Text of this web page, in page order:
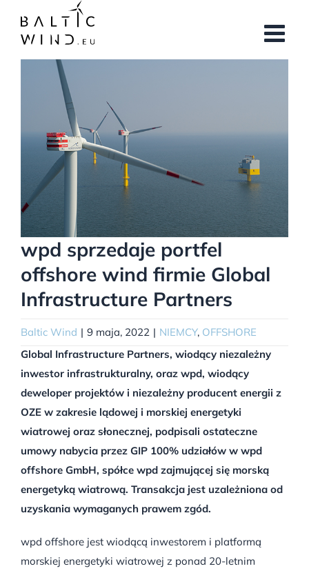
zawartości
wpd sprzedaje portfel
offshore wind firmie Global
Infrastructure Partners
Baltic Wind | 9 maja, 2022 | NIEMCY, OFFSHORE
Global Infrastructure Partners, wiodący niezależny
inwestor infrastrukturalny, oraz wpd, wiodący
deweloper projektów i niezależny producent energii z
OZE w zakresie lądowej i morskiej energetyki
wiatrowej oraz słonecznej, podpisali ostateczne
umowy nabycia przez GIP 100% udziałów w wpd
offshore GmbH, spółce wpd zajmującej się morską
energetyką wiatrową. Transakcja jest uzależniona od
uzyskania wymaganych prawem zgód.
wpd offshore jest wiodącą inwestorem i platformą
morskiej energetyki wiatrowej z ponad 20-letnim